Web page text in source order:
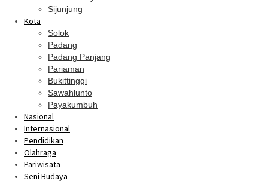
Sijunjung
Kota
Solok
Padang
Padang Panjang
Pariaman
Bukittinggi
Sawahlunto
Payakumbuh
Nasional
Internasional
Pendidikan
Olahraga
Pariwisata
Seni Budaya